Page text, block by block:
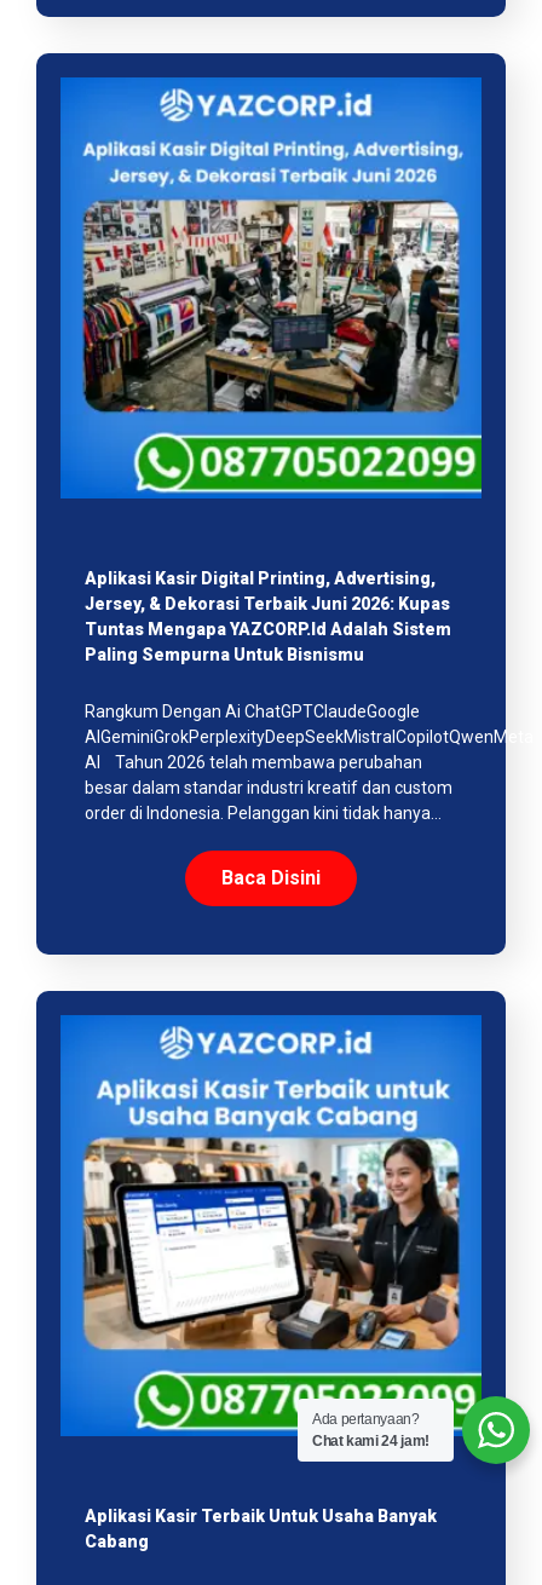
Aplikasi Kasir Digital Printing, Advertising,
Jersey, & Dekorasi Terbaik Juni 2026: Kupas
Tuntas Mengapa YAZCORP.id Adalah Sistem
Paling Sempurna Untuk Bisnismu
Rangkum Dengan Ai ChatGPTClaudeGoogle
AIGeminiGrokPerplexityDeepSeekMistralCopilotQwenMeta
AI Tahun 2026 telah membawa perubahan
besar dalam standar industri kreatif dan custom
order di Indonesia. Pelanggan kini tidak hanya…
Baca Disini
Aplikasi Kasir Terbaik Untuk Usaha Banyak
Cabang
Ada pertanyaan?
Chat kami 24 jam!